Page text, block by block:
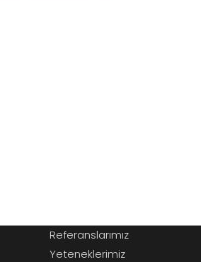
Referanslarımız
Yeteneklerimiz